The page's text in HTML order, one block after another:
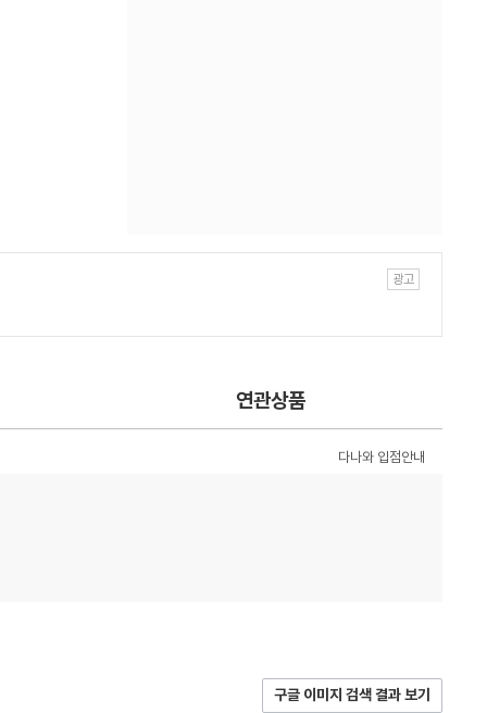
연관상품
다나와 입점안내
구글 이미지 검색 결과 보기